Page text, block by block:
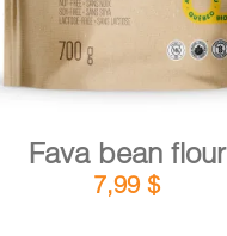
Fava bean flour
7,99 $